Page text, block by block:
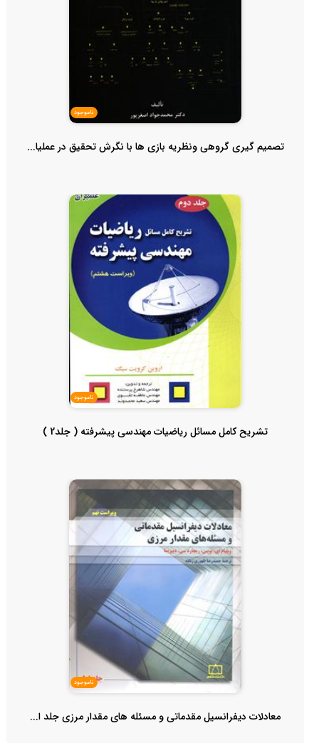
ناموجود
تصمیم گیری گروهی ونظریه بازی ها با نگرش تحقیق در عملیا...
ناموجود
تشریح کامل مسائل ریاضیات مهندسی پیشرفته ( جلد2 )
ناموجود
معادلات دیفرانسیل مقدماتی و مسئله های مقدار مرزی جلد ا...